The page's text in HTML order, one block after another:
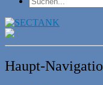
Haupt-